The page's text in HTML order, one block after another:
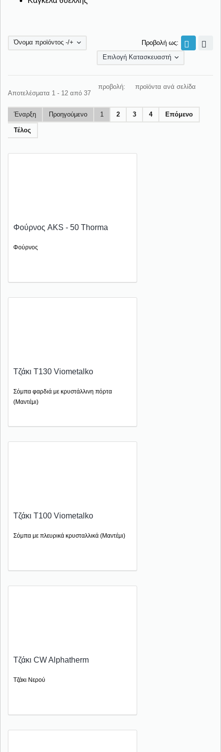
Προβολή ως:
Όνομα προϊόντος -/+
Επιλογή Κατασκευαστή
Αποτελέσματα 1 - 12 από 37
προβολή: προϊόντα ανά σελίδα
Έναρξη Προηγούμενο 1 2 3 4 Επόμενο
Τέλος
Φούρνος AKS - 50 Thorma
Φούρνος
Τζάκι T130 Viometalko
Σόμπα φαρδιά με κρυστάλλινη πόρτα
(Μαντέμι)
Τζάκι T100 Viometalko
Σόμπα με πλευρικά κρυσταλλικά (Μαντέμι)
Τζάκι CW Alphatherm
Τζάκι Νερού